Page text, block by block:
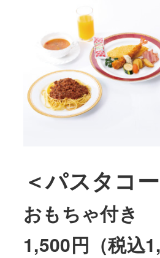
＜パスタコ
おもちゃ付き
1,500円（税込